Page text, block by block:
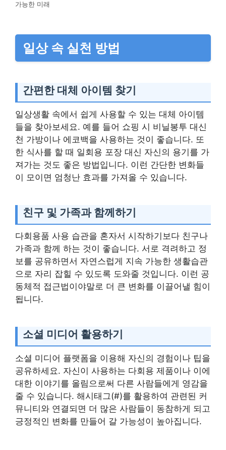
가능한 미래
일상 속 실천 방법
간편한 대체 아이템 찾기
일상생활 속에서 쉽게 사용할 수 있는 대체 아이템
들을 찾아보세요. 예를 들어 쇼핑 시 비닐봉투 대신
천 가방이나 에코백을 사용하는 것이 좋습니다. 또
한 식사를 할 때 일회용 포장 대신 자신의 용기를 가
져가는 것도 좋은 방법입니다. 이런 간단한 변화들
이 모이면 엄청난 효과를 가져올 수 있습니다.
친구 및 가족과 함께하기
다회용품 사용 습관을 혼자서 시작하기보다 친구나
가족과 함께 하는 것이 좋습니다. 서로 격려하고 정
보를 공유하면서 자연스럽게 지속 가능한 생활습관
으로 자리 잡힐 수 있도록 도와줄 것입니다. 이런 공
동체적 접근법이야말로 더 큰 변화를 이끌어낼 힘이
됩니다.
소셜 미디어 활용하기
소셜 미디어 플랫폼을 이용해 자신의 경험이나 팁을
공유하세요. 자신이 사용하는 다회용 제품이나 이에
대한 이야기를 올림으로써 다른 사람들에게 영감을
줄 수 있습니다. 해시태그(#)를 활용하여 관련된 커
뮤니티와 연결되면 더 많은 사람들이 동참하게 되고
긍정적인 변화를 만들어 갈 가능성이 높아집니다.